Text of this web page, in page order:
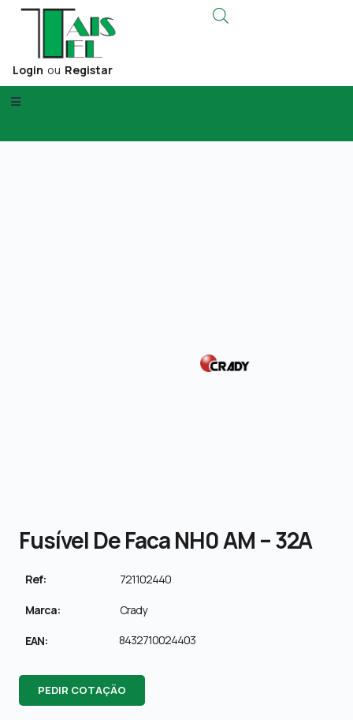
Login ou Registar
Fusível De Faca NH0 AM – 32A
Ref: 721102440
Marca: Crady
EAN: 8432710024403
PEDIR COTAÇÃO